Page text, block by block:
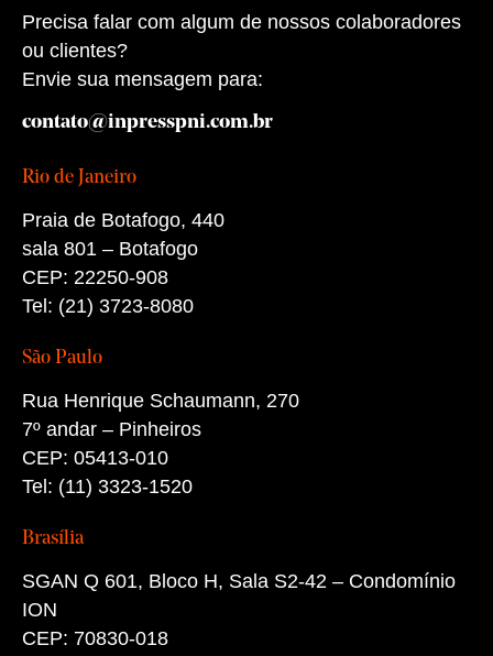
Precisa falar com algum de nossos colaboradores
ou clientes?
Envie sua mensagem para:
contato@inpresspni.com.br
Rio de Janeiro
Praia de Botafogo, 440
sala 801 – Botafogo
CEP: 22250-908
Tel: (21) 3723-8080
São Paulo
Rua Henrique Schaumann, 270
7º andar – Pinheiros
CEP: 05413-010
Tel: (11) 3323-1520
Brasília
SGAN Q 601, Bloco H, Sala S2-42 – Condomínio
ION
CEP: 70830-018